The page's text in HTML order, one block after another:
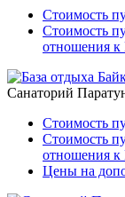
Стоимость
Стоимость
отношения
Санаторий
Стоимость
Стоимость
отношения
Цены на